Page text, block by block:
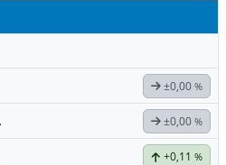
±0,00 %
±0,00 %
+0,11 %